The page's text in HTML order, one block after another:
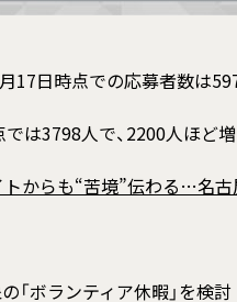
日時点での応募者数は
は3798人で、2200人ほど増
トからも“苦境”伝わる…名
「ボランティア休暇」を検討